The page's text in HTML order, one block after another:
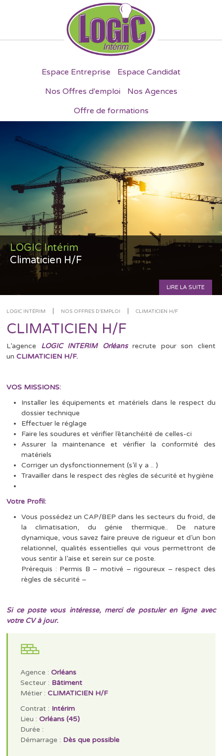
Espace Entreprise
Espace Candidat
Nos Offres d'emploi
Nos Agences
Offre de formations
LOGIC Intérim
Climaticien H/F
LIRE LA SUITE
LOGIC INTÉRIM | NOS OFFRES D'EMPLOI | CLIMATICIEN H/F
CLIMATICIEN H/F
L’agence LOGIC INTERIM Orléansrecrute pour son client
unCLIMATICIEN H/F.
VOS MISSIONS:
Installer les équipements et matériels dans le respect du
dossier technique
Effectuer le réglage
Faire les soudures et vérifier l’étanchéité de celles-ci
Assurer la maintenance et vérifier la conformité des
matériels
Corriger un dysfonctionnement (s’il y a .. )
Travailler dans le respect des règles de sécurité et hygiène
Votre Profil:
Vous possédez un CAP/BEP dans les secteurs du froid, de
la climatisation, du génie thermique.. De nature
dynamique, vous savez faire preuve de rigueur et d’un bon
relationnel, qualités essentielles qui vous permettront de
vous sentir à l’aise et serein sur ce poste.
Prérequis : Permis B – motivé – rigoureux – respect des
règles de sécurité –
Si ce poste vous intéresse, merci de postuler en ligne avec
votre CV à jour.
Agence :Orléans
Secteur : Bâtiment
Métier :CLIMATICIEN H/F
Contrat : Intérim
Lieu :Orléans (45)
Durée :
Démarrage : Dès que possible